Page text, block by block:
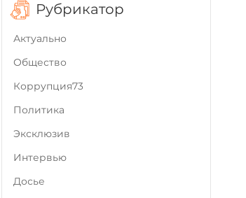
Рубрикатор
Актуально
Общество
Коррупция73
Политика
Эксклюзив
Интервью
Досье